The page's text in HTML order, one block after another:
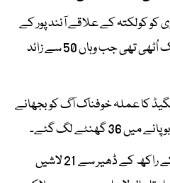
کے مطابق 26 جنوری کو کولکتہ کے علاقے آنند پور کے
دو گوداموں میں خوفناک آگ بھڑک اُٹھی تھی جب وہاں 50 سے زائد
کا عملہ خوفناک آگ کو بجھانے
گھنٹے لگ گئے۔
امدادی کاموں کے دوران گودام کے راکھ کے ڈھیر سے 21 لاشیں